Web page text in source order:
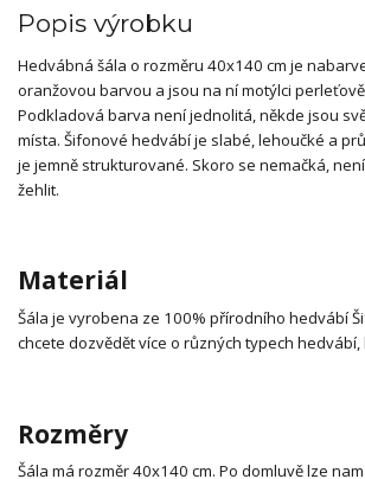
Popis výrobku
Hedvábná šála o rozměru 40x140 cm je
oranžovou barvou a jsou na ní motýlci
Podkladová barva není jednolitá, někde jsou
místa. Šifonové hedvábí je slabé, lehoučké a
je jemně strukturované. Skoro se nemačká,
žehlit.
Materiál
Šála je vyrobena ze 100% přírodního hedvábí
chcete dozvědět více o různých typech hedvábí,
Rozměry
Šála má rozměr 40x140 cm. Po domluvě lze